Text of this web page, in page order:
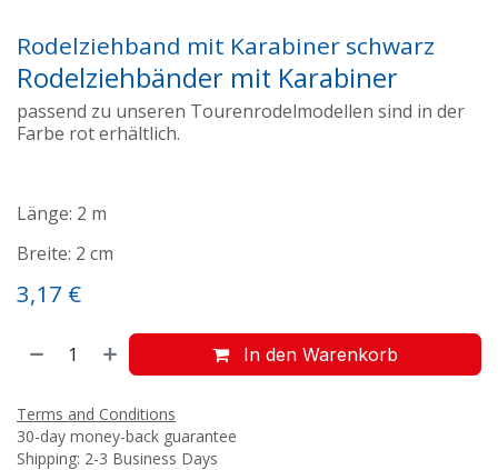
Rodelziehband mit Karabiner schwarz
Rodelziehbänder mit Karabiner
passend zu unseren Tourenrodelmodellen sind in der
Farbe rot erhältlich.
Länge: 2 m
Breite: 2 cm
3,17 €
In den Warenkorb
Terms and Conditions
30-day money-back guarantee
Shipping: 2-3 Business Days